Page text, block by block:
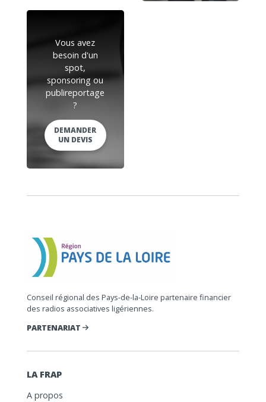
Vous avez
besoin d'un
spot,
sponsoring ou
publireportage
?
DEMANDER
UN DEVIS
Conseil régional des Pays-de-la-Loire partenaire financier
des radios associatives ligériennes.
PARTENARIAT
LA FRAP
A propos